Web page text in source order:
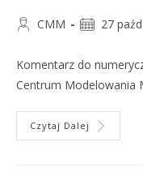
CMM 27
Komentarz do
Centrum Modelowania
Czytaj Dalej